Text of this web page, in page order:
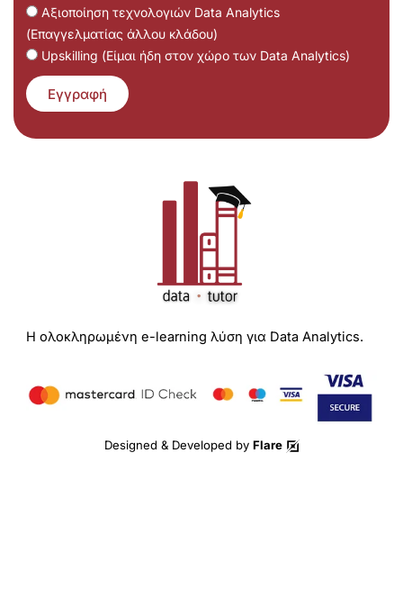
Αξιοποίηση τεχνολογιών Data Analytics
(Επαγγελματίας άλλου κλάδου)
Upskilling (Είμαι ήδη στον χώρο των Data Analytics)
Εγγραφή
Η ολοκληρωμένη e-learning λύση για Data Analytics.
Designed & Developed by Flare